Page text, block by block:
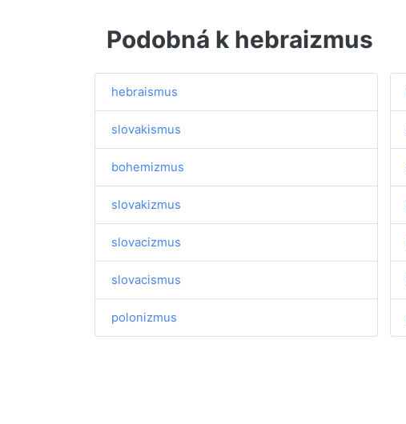
Podobná k hebraizmus
hebraismus
slovakismus
bohemizmus
slovakizmus
slovacizmus
slovacismus
polonizmus